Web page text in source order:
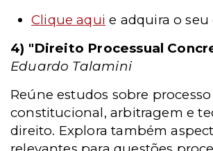
Clique aqui e adquira o seu
4) "Direito Processual
Eduardo Talamini
Reúne estudos sobre processo
constitucional, arbitragem e
direito. Explora também